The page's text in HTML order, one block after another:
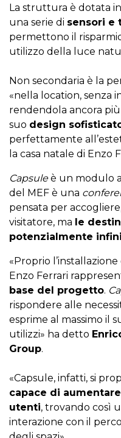
La struttura è dotata
una serie di sensori e
permettono il
utilizzo della luce
Non secondaria è la
«nella location, senza
rendendola ancora più
suo design
perfettamente
la casa natale di Enzo
Capsuleè un modulo
del MEF è una
pensata per
visitatore, ma le
potenzialmente
«Proprio l’installazione
Enzo Ferrari
base del progetto.
rispondere alle
esprime al massimo il
utilizzi» ha detto
Group.
«Capsule, infatti, si
capace di
utenti, trovando così
interazione con il